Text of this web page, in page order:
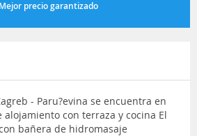
Mejor precio garantizado
- Paru?evina se encuentra en
alojamiento con terraza y cocina El
bañera de hidromasaje